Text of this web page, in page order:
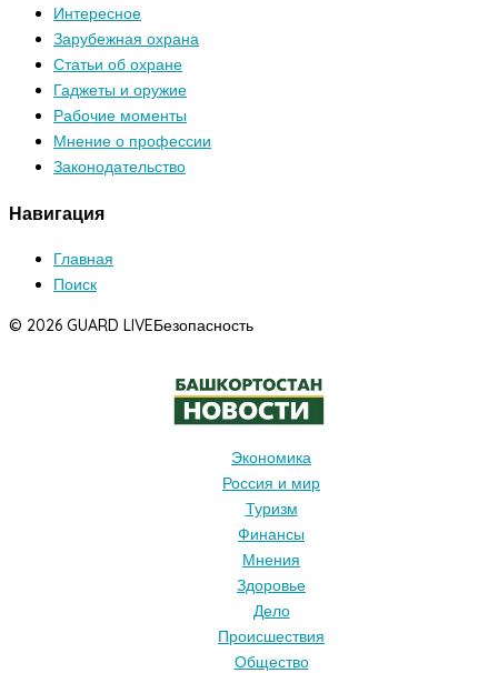
Интересное
Зарубежная охрана
Статьи об охране
Гаджеты и оружие
Рабочие моменты
Мнение о профессии
Законодательство
Навигация
Главная
Поиск
© 2026 GUARD LIVEБезопасность
Экономика
Россия и мир
Туризм
Финансы
Мнения
Здоровье
Дело
Происшествия
Общество